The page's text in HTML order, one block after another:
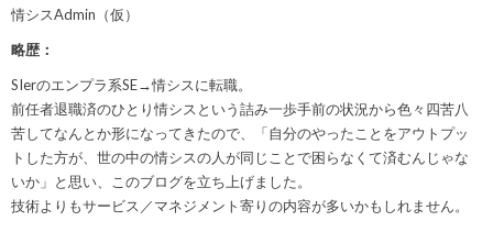
情シスAdmin（仮）
略歴：
SIerのエンプラ系SE→情シスに転職。
前任者退職済のひとり情シスという詰み一歩手前の状況から色々四苦八
苦してなんとか形になってきたので、「自分のやったことをアウトプッ
トした方が、世の中の情シスの人が同じことで困らなくて済むんじゃな
いか」と思い、このブログを立ち上げました。
技術よりもサービス／マネジメント寄りの内容が多いかもしれません。